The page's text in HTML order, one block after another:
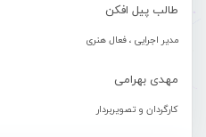
طالب پیل افکن
مدیر اجرایی ، فعال هنری
مهدی بهرامی
کارگردان و تصویربردار